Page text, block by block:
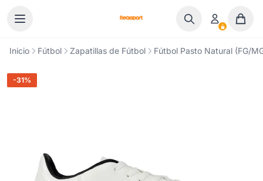
Inicio Fútbol Zapatillas de Fútbol Fútbol Pasto Natural (FG/
-31%